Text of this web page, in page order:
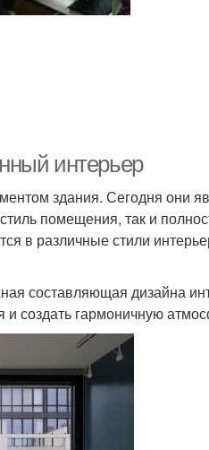
интерьер
здания. Сегодня они
помещения, так и
в различные стили
составляющая дизайна
создать гармоничную